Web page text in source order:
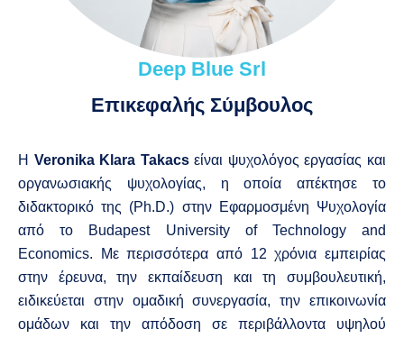
Deep Blue Srl
Επικεφαλής Σύμβουλος
Η Veronika Klara Takacsείναι ψυχολόγος εργασίας και
οργανωσιακής ψυχολογίας, η οποία απέκτησε το
διδακτορικό της (Ph.D.) στην Εφαρμοσμένη Ψυχολογία
από το Budapest University of Technology and
Economics. Με περισσότερα από 12 χρόνια εμπειρίας
στην έρευνα, την εκπαίδευση και τη συμβουλευτική,
ειδικεύεται στην ομαδική συνεργασία, την επικοινωνία
ομάδων και την απόδοση σε περιβάλλοντα υψηλού